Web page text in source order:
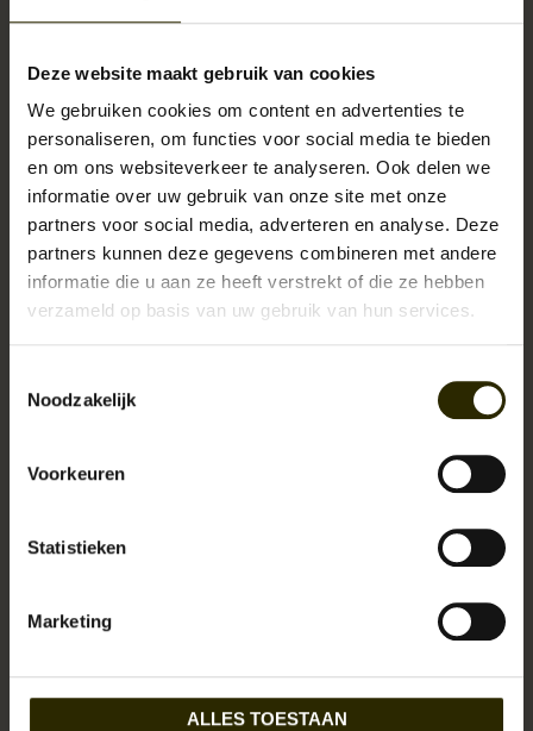
Deze website maakt gebruik van cookies
We gebruiken cookies om content en advertenties te
personaliseren, om functies voor social media te bieden
en om ons websiteverkeer te analyseren. Ook delen we
informatie over uw gebruik van onze site met onze
partners voor social media, adverteren en analyse. Deze
partners kunnen deze gegevens combineren met andere
informatie die u aan ze heeft verstrekt of die ze hebben
verzameld op basis van uw gebruik van hun services.
Noodzakelijk
Voorkeuren
Statistieken
Marketing
ALLES TOESTAAN
Specificaties
B35 x H44 x D9 cm (uitgerold 57 cm hoogte)
Binnenvak van denim met pocket.
2 voorvakken met drukbutton.
Vintage canvas UK-army uit de jaren '70.
Verstelbare rugbanden, stevig handvat.
And now for something completely different: Kruk Garage gebruikt
oude materialen voor het vervaardigen van unieke tassen. Upcycling